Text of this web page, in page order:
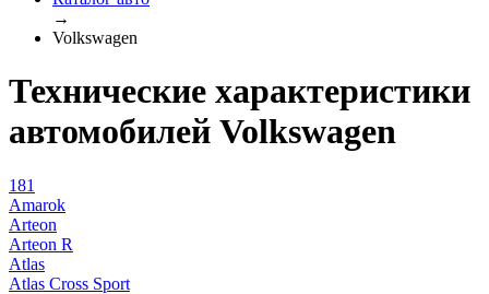
→
Volkswagen
Технические характеристики
автомобилей Volkswagen
181
Amarok
Arteon
Arteon R
Atlas
Atlas Cross Sport